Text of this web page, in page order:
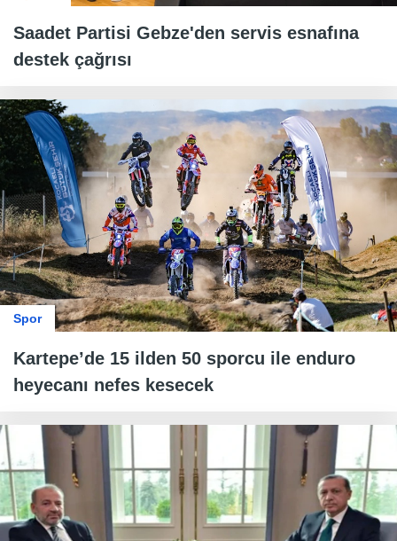
Saadet Partisi Gebze'den servis esnafına
destek çağrısı
Spor
Kartepe’de 15 ilden 50 sporcu ile enduro
heyecanı nefes kesecek